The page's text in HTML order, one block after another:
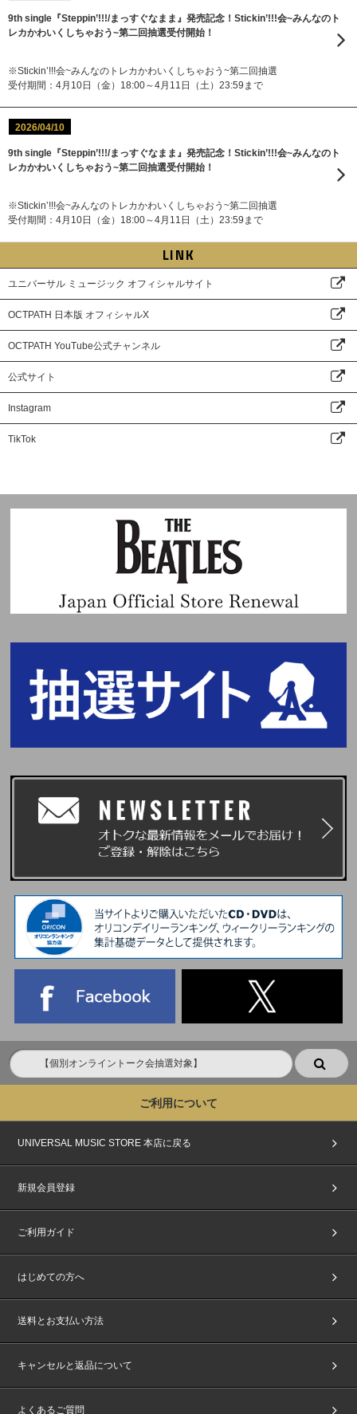
9th single『Steppin’!!!/まっすぐなまま』発売記念！Stickin’!!!会~みんなのト
レカかわいくしちゃおう~第二回抽選受付開始！
※Stickin’!!!会~みんなのトレカかわいくしちゃおう~第二回抽選
受付期間：4月10日（金）18:00～4月11日（土）23:59まで
2026/04/10
9th single『Steppin’!!!/まっすぐなまま』発売記念！Stickin’!!!会~みんなのト
レカかわいくしちゃおう~第二回抽選受付開始！
※Stickin’!!!会~みんなのトレカかわいくしちゃおう~第二回抽選
受付期間：4月10日（金）18:00～4月11日（土）23:59まで
LINK
ユニバーサル ミュージック オフィシャルサイト
OCTPATH 日本版 オフィシャルX
OCTPATH YouTube公式チャンネル
公式サイト
Instagram
TikTok
ご利用について
UNIVERSAL MUSIC STORE 本店に戻る
新規会員登録
ご利用ガイド
はじめての方へ
送料とお支払い方法
キャンセルと返品について
よくあるご質問